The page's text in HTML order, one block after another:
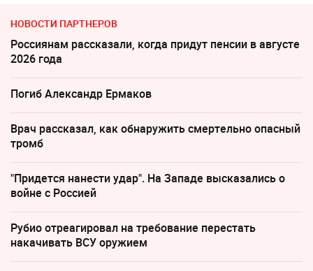
НОВОСТИ ПАРТНЕРОВ
Россиянам рассказали, когда придут пенсии в августе
2026 года
Погиб Александр Ермаков
Врач рассказал, как обнаружить смертельно опасный
тромб
"Придется нанести удар". На Западе высказались о
войне с Россией
Рубио отреагировал на требование перестать
накачивать ВСУ оружием